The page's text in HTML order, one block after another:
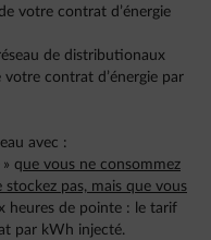
votre contrat d’énergie
de distributionaux
votre contrat d’énergie par
avec :
que vous ne consommez
pas, mais que vous
heures de pointe : le tarif
par kWh injecté.